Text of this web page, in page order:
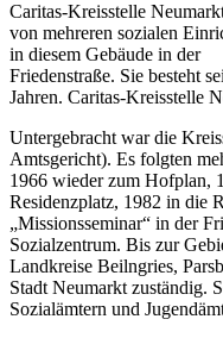
Caritas-Kreisstelle
von mehreren sozialen
in diesem Gebäude in der
Friedenstraße. Sie besteht
Jahren. Caritas-Kreisstelle
Untergebracht war die
Amtsgericht). Es folgten
1966 wieder zum Hofplan,
Residenzplatz, 1982 in die
„Missionsseminar“ in der
Sozialzentrum. Bis zur
Landkreise Beilngries,
Stadt Neumarkt zuständig.
Sozialämtern und